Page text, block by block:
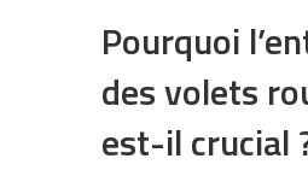
Pourquoi
des volets
est-il crucial